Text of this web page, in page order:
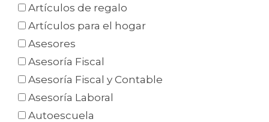
Artículos de regalo
Artículos para el hogar
Asesores
Asesoría Fiscal
Asesoría Fiscal y Contable
Asesoría Laboral
Autoescuela